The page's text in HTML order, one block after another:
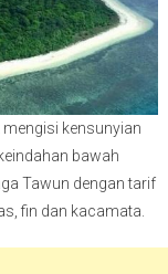
kensunyian
bawah
Tawun dengan tarif
fin dan kacamata.